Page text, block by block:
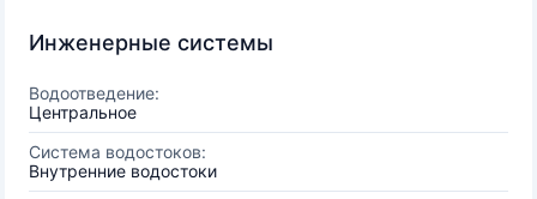
Инженерные системы
Водоотведение:
Центральное
Система водостоков:
Внутренние водостоки